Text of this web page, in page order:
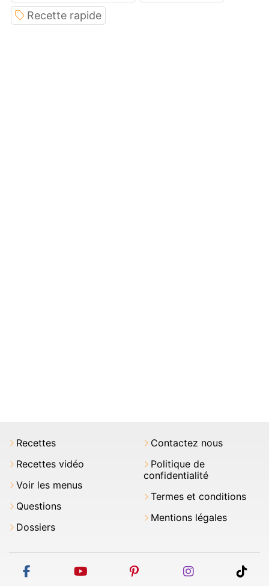
Recette rapide
Recettes
Recettes vidéo
Voir les menus
Questions
Dossiers
Contactez nous
Politique de
confidentialité
Termes et conditions
Mentions légales
facebook youtube pinterest instagram